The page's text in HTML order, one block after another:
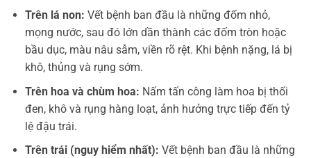
Trên lá non: Vết bệnh ban đầu là những đốm nhỏ,
mọng nước, sau đó lớn dần thành các đốm tròn hoặc
bầu dục, màu nâu sẫm, viền rõ rệt. Khi bệnh nặng, lá bị
khô, thủng và rụng sớm.
Trên hoa và chùm hoa: Nấm tấn công làm hoa bị thối
đen, khô và rụng hàng loạt, ảnh hưởng trực tiếp đến tỷ
lệ đậu trái.
Trên trái (nguy hiểm nhất): Vết bệnh ban đầu là những